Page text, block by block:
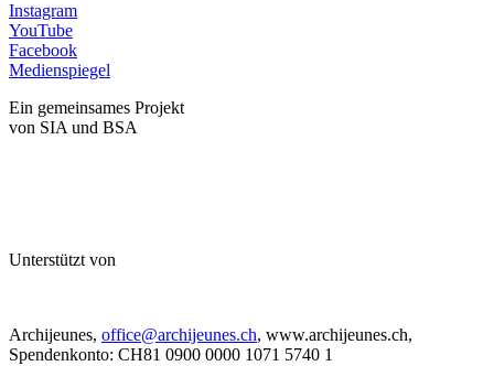
Instagram
YouTube
Facebook
Medienspiegel
Ein gemeinsames Projekt
von SIA und BSA
Unterstützt von
Archijeunes, office@archijeunes.ch, www.archijeunes.ch,
Spendenkonto: CH81 0900 0000 1071 5740 1